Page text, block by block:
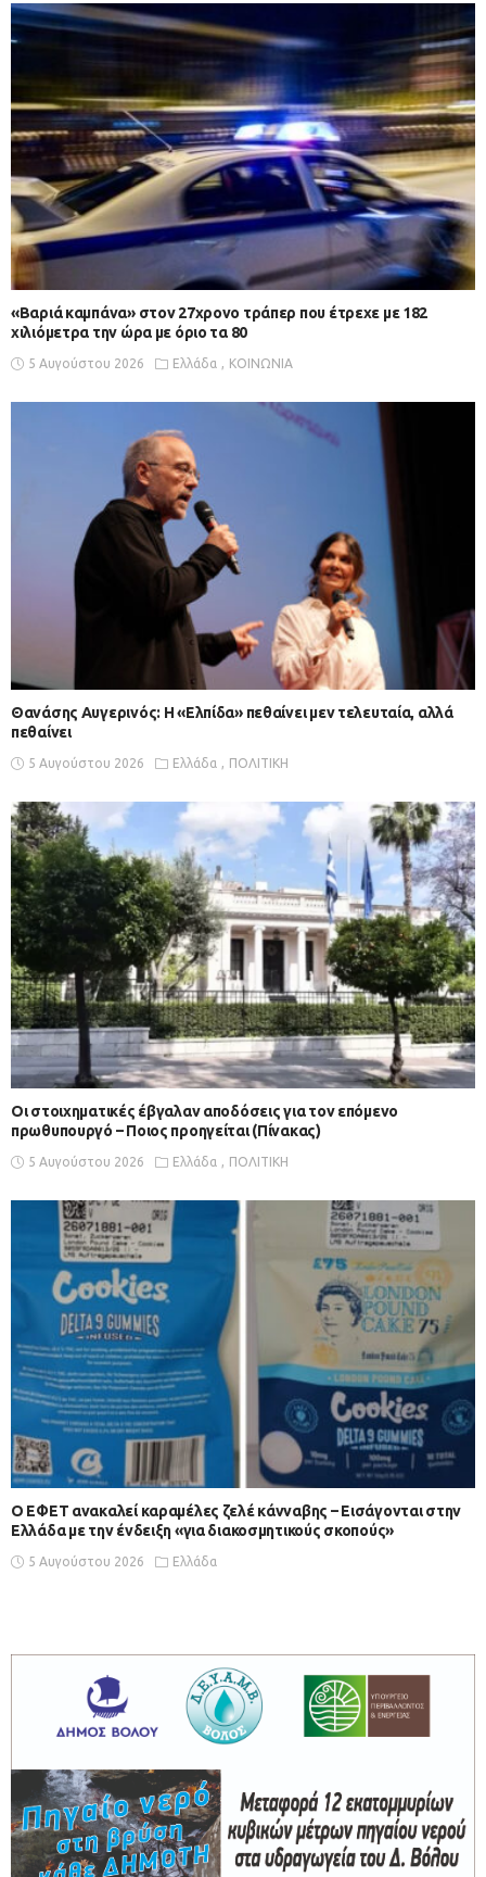
«Βαριά καμπάνα» στον 27χρονο τράπερ που έτρεχε με 182
χιλιόμετρα την ώρα με όριο τα 80
5 Αυγούστου 2026 Ελλάδα ΚΟΙΝΩΝΙΑ
Θανάσης Αυγερινός: Η «Ελπίδα» πεθαίνει μεν τελευταία, αλλά
πεθαίνει
5 Αυγούστου 2026 Ελλάδα ΠΟΛΙΤΙΚΗ
Οι στοιχηματικές έβγαλαν αποδόσεις για τον επόμενο
πρωθυπουργό – Ποιος προηγείται (Πίνακας)
5 Αυγούστου 2026 Ελλάδα ΠΟΛΙΤΙΚΗ
Ο ΕΦΕΤ ανακαλεί καραμέλες ζελέ κάνναβης – Εισάγονται στην
Ελλάδα με την ένδειξη «για διακοσμητικούς σκοπούς»
5 Αυγούστου 2026 Ελλάδα